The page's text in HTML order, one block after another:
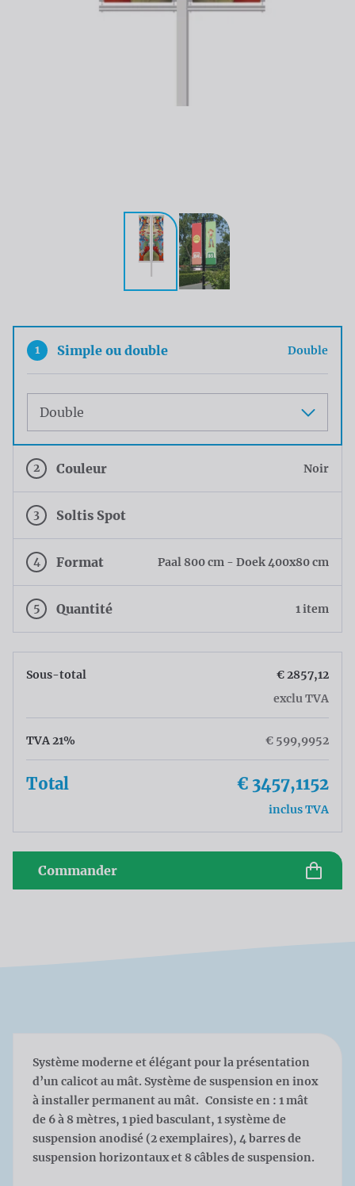
1 Simple ou double Double
Maat
2 Couleur Noir
3 Soltis Spot
4 Format Paal 800 cm - Doek 400x80 cm
5 Quantité 1 item
Sous-total
€ 2857,12
exclu TVA
TVA 21% € 599,9952
Total € 3457,1152
inclus TVA
Commander
Système moderne et élégant pour la présentation
d’un calicot au mât. Système de suspension en inox
à installer permanent au mât. Consiste en : 1 mât
de 6 à 8 mètres, 1 pied basculant, 1 système de
suspension anodisé (2 exemplaires), 4 barres de
suspension horizontaux et 8 câbles de suspension.